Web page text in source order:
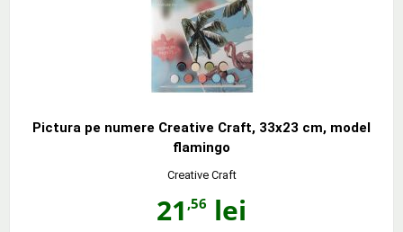
Pictura pe numere Creative Craft, 33x23 cm, model
flamingo
Creative Craft
21 ,56 lei